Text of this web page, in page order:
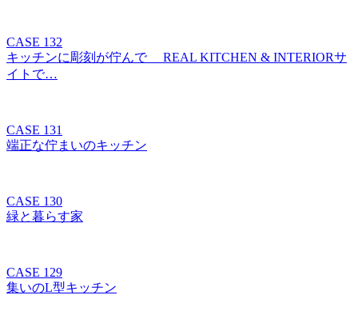
CASE 132
キッチンに彫刻が佇んで REAL KITCHEN & INTERIORサ
イトで…
CASE 131
端正な佇まいのキッチン
CASE 130
緑と暮らす家
CASE 129
集いのL型キッチン